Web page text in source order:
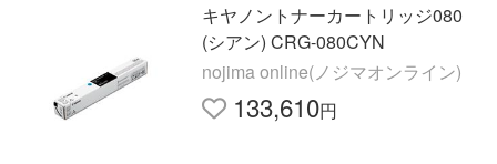
キヤノントナーカートリッジ080
(シアン) CRG-080CYN
nojima online(ノジマオンライン)
133,610円